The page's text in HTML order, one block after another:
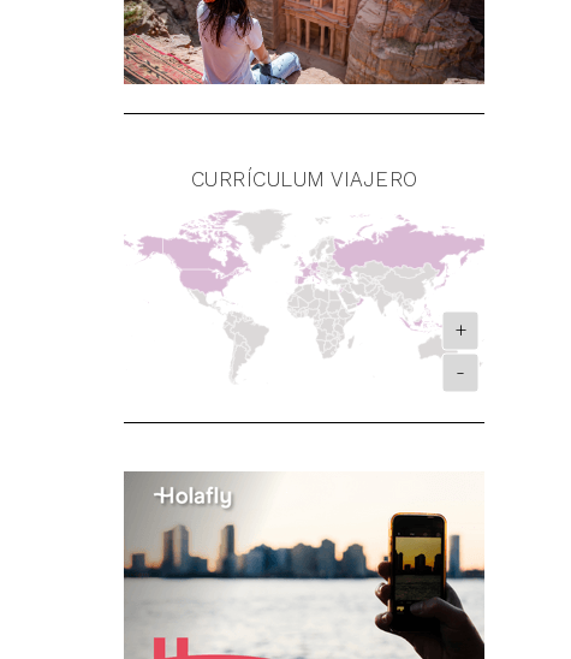
CURRÍCULUM VIAJERO
+
-